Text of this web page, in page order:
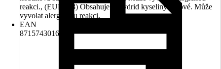
reakci., (EUH208) Obsahuje anhydrid kyseliny ftalové. Může
vyvolat alergickou reakci.
EAN
8715743016233